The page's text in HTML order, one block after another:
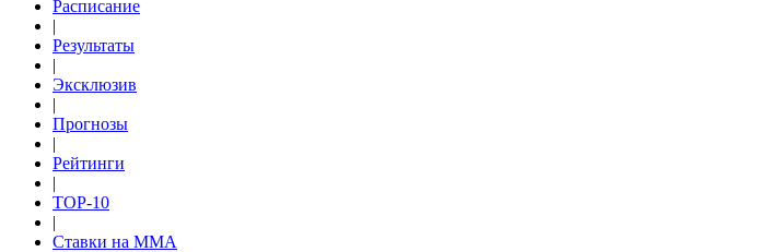
Расписание
|
Результаты
|
Эксклюзив
|
Прогнозы
|
Рейтинги
|
TOP-10
|
Ставки на ММА